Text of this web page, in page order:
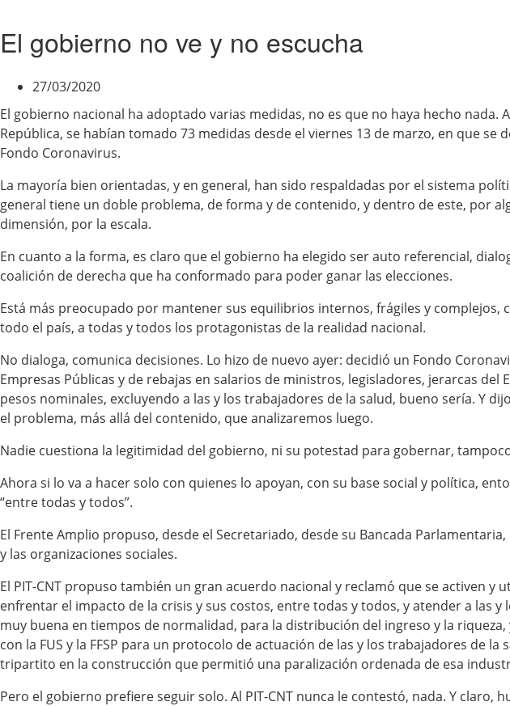
El gobierno no ve y no escucha
27/03/2020
El gobierno nacional ha adoptado varias medidas, no es que no haya hecho nada.
República, se habían tomado 73 medidas desde el viernes 13 de marzo, en que
Fondo Coronavirus.
La mayoría bien orientadas, y en general, han sido respaldadas por el sistema
general tiene un doble problema, de forma y de contenido, y dentro de este, por
dimensión, por la escala.
En cuanto a la forma, es claro que el gobierno ha elegido ser auto referencial,
coalición de derecha que ha conformado para poder ganar las elecciones.
Está más preocupado por mantener sus equilibrios internos, frágiles y
todo el país, a todas y todos los protagonistas de la realidad nacional.
No dialoga, comunica decisiones. Lo hizo de nuevo ayer: decidió un Fondo
Empresas Públicas y de rebajas en salarios de ministros, legisladores, jerarcas
pesos nominales, excluyendo a las y los trabajadores de la salud, bueno sería. Y
el problema, más allá del contenido, que analizaremos luego.
Nadie cuestiona la legitimidad del gobierno, ni su potestad para gobernar,
Ahora si lo va a hacer solo con quienes lo apoyan, con su base social y política,
“entre todas y todos”.
El Frente Amplio propuso, desde el Secretariado, desde su Bancada
y las organizaciones sociales.
El PIT-CNT propuso también un gran acuerdo nacional y reclamó que se activen
enfrentar el impacto de la crisis y sus costos, entre todas y todos, y atender a las
muy buena en tiempos de normalidad, para la distribución del ingreso y la
con la FUS y la FFSP para un protocolo de actuación de las y los trabajadores de
tripartito en la construcción que permitió una paralización ordenada de esa
Pero el gobierno prefiere seguir solo. Al PIT-CNT nunca le contestó, nada. Y